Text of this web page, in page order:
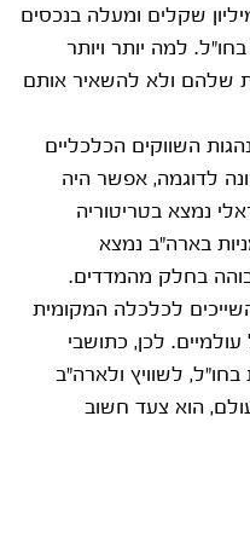
( כאלו שיש ברשותם 12 מיליון שקלים ומעלה בנכסים
למה יותר ויותר
שלהם ולא להשאיר אותם
השווקים הכלכליים
לדוגמה, אפשר היה
נמצא בטריטוריה
בארה"ב נמצא
גבוהה בחלק מהמדדים.
לכלכלה המקומית
לכן, כתושבי
לשוויץ ולארה"ב
הוא צעד חשוב